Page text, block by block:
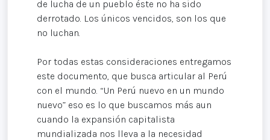
de lucha de un pueblo éste no ha sido
derrotado. Los únicos vencidos, son los que
no luchan.
Por todas estas consideraciones entregamos
este documento, que busca articular al Perú
con el mundo. “Un Perú nuevo en un mundo
nuevo” eso es lo que buscamos más aun
cuando la expansión capitalista
mundializada nos lleva a la necesidad